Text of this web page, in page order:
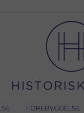
FOREBYGGELSE